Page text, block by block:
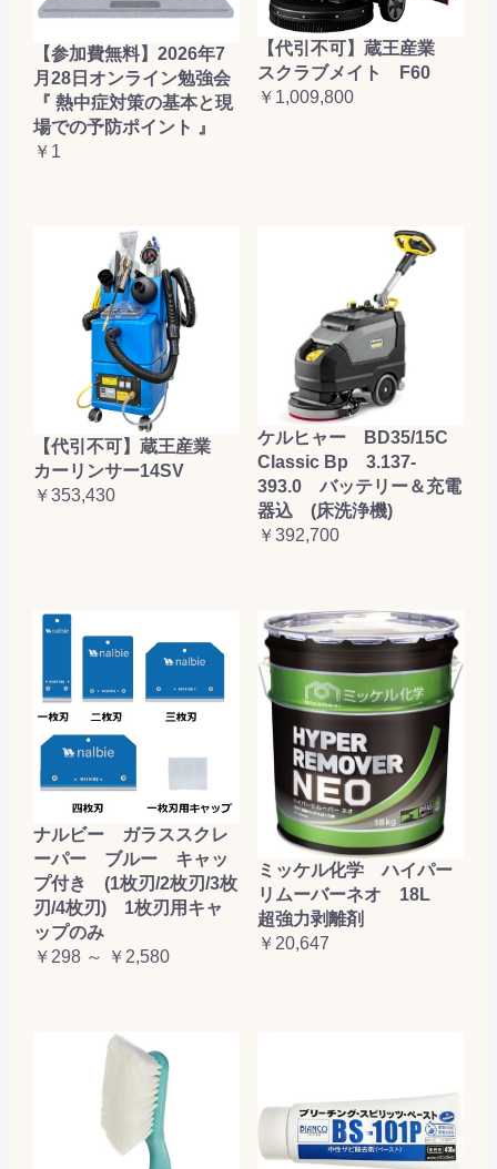
【参加費無料】2026年7
月28日オンライン勉強会
『 熱中症対策の基本と現
場での予防ポイント 』
￥1
【代引不可】蔵王産業
スクラブメイト F60
￥1,009,800
【代引不可】蔵王産業
カーリンサー14SV
￥353,430
ケルヒャー BD35/15C
Classic Bp 3.137-
393.0 バッテリー＆充電
器込 (床洗浄機)
￥392,700
ナルビー ガラススクレ
ーパー ブルー キャッ
プ付き (1枚刃/2枚刃/3枚
刃/4枚刃) 1枚刃用キャ
ップのみ
￥298 ～ ￥2,580
ミッケル化学 ハイパー
リムーバーネオ 18L
超強力剥離剤
￥20,647